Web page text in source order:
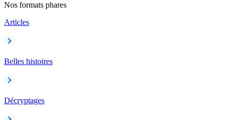
Nos formats phares
Articles
Belles histoires
Décryptages